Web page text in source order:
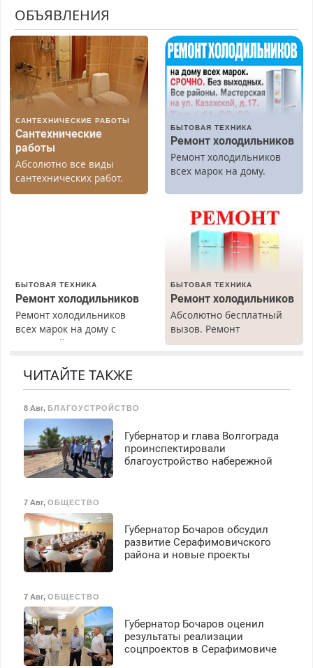
ОБЪЯВЛЕНИЯ
САНТЕХНИЧЕСКИЕ РАБОТЫ
Сантехнические
работы
Абсолютно все виды
сантехнических работ.
Быстро. Качественно.
БЫТОВАЯ ТЕХНИКА
Ремонт холодильников
Ремонт холодильников
всех марок на дому.
БЫТОВАЯ ТЕХНИКА
Ремонт холодильников
Ремонт холодильников
всех марок на дому с
гарантией. Замена
Недорого. Без выходных.
Все районы. Скидка.
БЫТОВАЯ ТЕХНИКА
Ремонт холодильников
Абсолютно бесплатный
вызов. Ремонт
холодильников всех
ЧИТАЙТЕ ТАКЖЕ
8 Авг, БЛАГОУСТРОЙСТВО
Губернатор и глава Волгограда
проинспектировали
благоустройство набережной
7 Авг, ОБЩЕСТВО
Губернатор Бочаров обсудил
развитие Серафимовичского
района и новые проекты
7 Авг, ОБЩЕСТВО
Губернатор Бочаров оценил
результаты реализации
соцпроектов в Серафимовиче